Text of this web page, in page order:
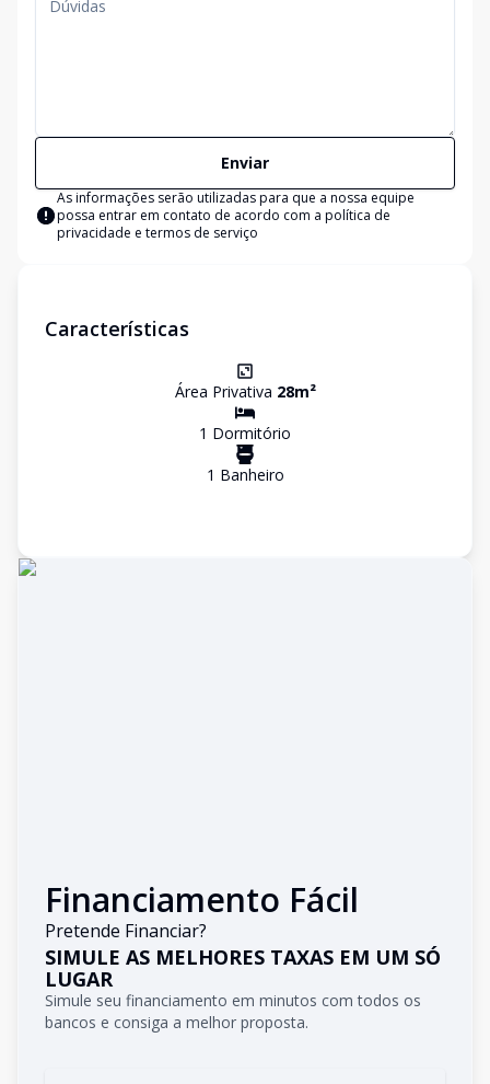
Enviar
As informações serão utilizadas para que a nossa equipe
possa entrar em contato de acordo com a política de
privacidade e termos de serviço
Características
Área Privativa 28m²
1 Dormitório
1 Banheiro
Financiamento Fácil
Pretende Financiar?
SIMULE AS MELHORES TAXAS EM UM SÓ
LUGAR
Simule seu financiamento em minutos com todos os
bancos e consiga a melhor proposta.